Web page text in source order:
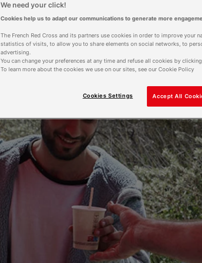
We need your click!
Cookies help us to adapt our communications to generate more
The French Red Cross and its partners use cookies in order to improve your
statistics of visits, to allow you to share elements on social networks, to
advertising.
You can change your preferences at any time and refuse all cookies by
To learn more about the cookies we use on our sites, see our Cookie Policy
Accept All
Cookies Settings